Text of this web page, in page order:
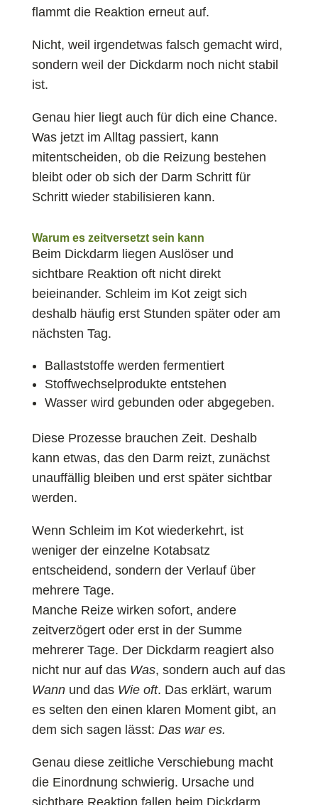
flammt die Reaktion erneut auf.
Nicht, weil irgendetwas falsch gemacht wird,
sondern weil der Dickdarm noch nicht stabil
ist.
Genau hier liegt auch für dich eine Chance.
Was jetzt im Alltag passiert, kann
mitentscheiden, ob die Reizung bestehen
bleibt oder ob sich der Darm Schritt für
Schritt wieder stabilisieren kann.
Warum es zeitversetzt sein kann
Beim Dickdarm liegen Auslöser und
sichtbare Reaktion oft nicht direkt
beieinander. Schleim im Kot zeigt sich
deshalb häufig erst Stunden später oder am
nächsten Tag.
Ballaststoffe werden fermentiert
Stoffwechselprodukte entstehen
Wasser wird gebunden oder abgegeben.
Diese Prozesse brauchen Zeit. Deshalb
kann etwas, das den Darm reizt, zunächst
unauffällig bleiben und erst später sichtbar
werden.
Wenn Schleim im Kot wiederkehrt, ist
weniger der einzelne Kotabsatz
entscheidend, sondern der Verlauf über
mehrere Tage.
Manche Reize wirken sofort, andere
zeitverzögert oder erst in der Summe
mehrerer Tage. Der Dickdarm reagiert also
nicht nur auf das Was, sondern auch auf das
Wannund das Wie oft. Das erklärt, warum
es selten den einen klaren Moment gibt, an
dem sich sagen lässt: Das war es.
Genau diese zeitliche Verschiebung macht
die Einordnung schwierig. Ursache und
sichtbare Reaktion fallen beim Dickdarm